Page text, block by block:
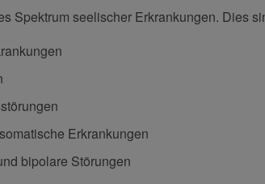
Spektrum seelischer Erkrankungen. Dies
Erkrankungen
bipolare Störungen